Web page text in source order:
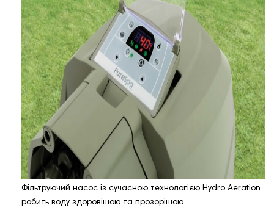
Фільтруючий насос із сучасною технологією Hydro Aeration
робить воду здоровішою та прозорішою.